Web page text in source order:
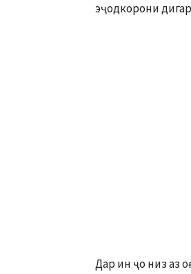
эҷодкорони
Дар ин ҷо низ аз